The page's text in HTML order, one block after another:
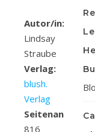
Autor/in:
Lindsay
Straube
Verlag:
blush.
Verlag
Seitenanzahl:
816